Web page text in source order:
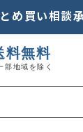
買い相談
料無料
部地域を除く